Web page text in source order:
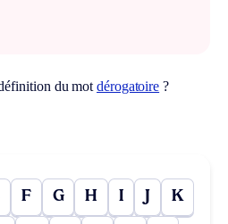
du motdérogatoire ?
F G H I J K